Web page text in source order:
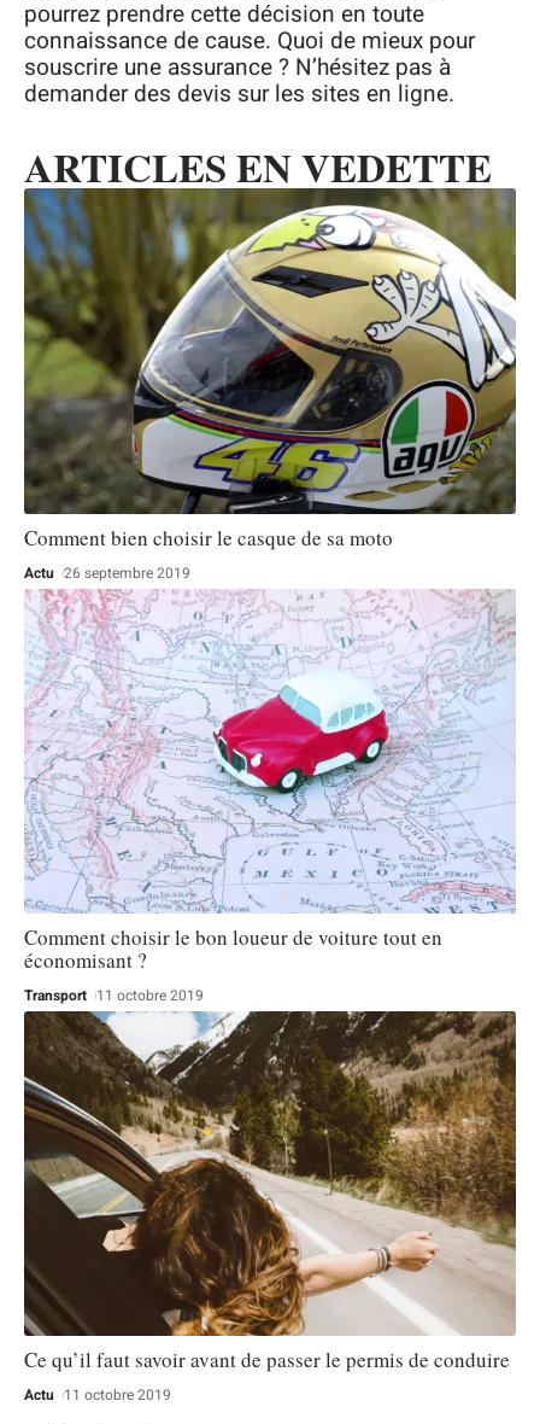
pourrez prendre cette décision en toute
connaissance de cause. Quoi de mieux pour
souscrire une assurance ? N’hésitez pas à
demander des devis sur les sites en ligne.
ARTICLES EN VEDETTE
Comment bien choisir le casque de sa moto
Actu 26 septembre 2019
Comment choisir le bon loueur de voiture tout en
économisant ?
Transport 11 octobre 2019
Ce qu’il faut savoir avant de passer le permis de conduire
Actu 11 octobre 2019